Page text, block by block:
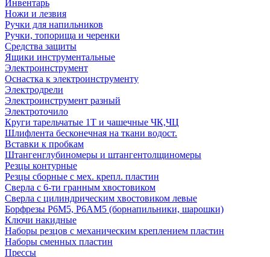
Инвентарь
Ножи и лезвия
Ручки для напильников
Ручки, топорища и черенки
Средства защиты
Ящики инструментальные
Электроинструмент
Оснастка к электроинструменту
Электродрели
Электроинструмент разный
Электроточило
Круги тарельчатые 1Т и чашечные ЧК,ЧЦ
Шлифлента бесконечная на ткани водост.
Вставки к пробкам
Штангенглубиномеры и штангентолщиномеры
Резцы контурные
Резцы сборные с мех. крепл. пластин
Сверла с 6-ти гранным хвостовиком
Сверла с цилиндрическим хвостовиком левые
Борфрезы Р6М5, Р6АМ5 (борнапильники, шарошки)
Ключи накидные
Наборы резцов с механическим креплением пластин
Наборы сменных пластин
Прессы